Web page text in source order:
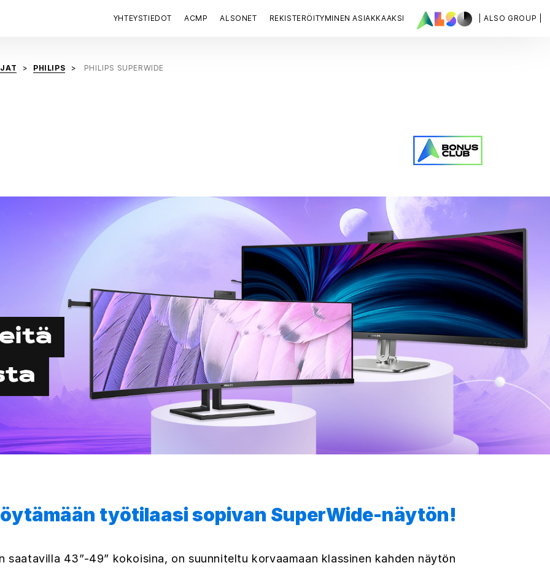
| ALSO GROUP |
YHTEYSTIEDOT ACMP ALSONET REKISTERÖITYMINEN ASIAKKAAKSI
PHILIPS PHILIPS SUPERWIDE
työtilaasi sopivan SuperWide-näytön!
43”-49” kokoisina, on suunniteltu korvaamaan klassinen kahden näytön